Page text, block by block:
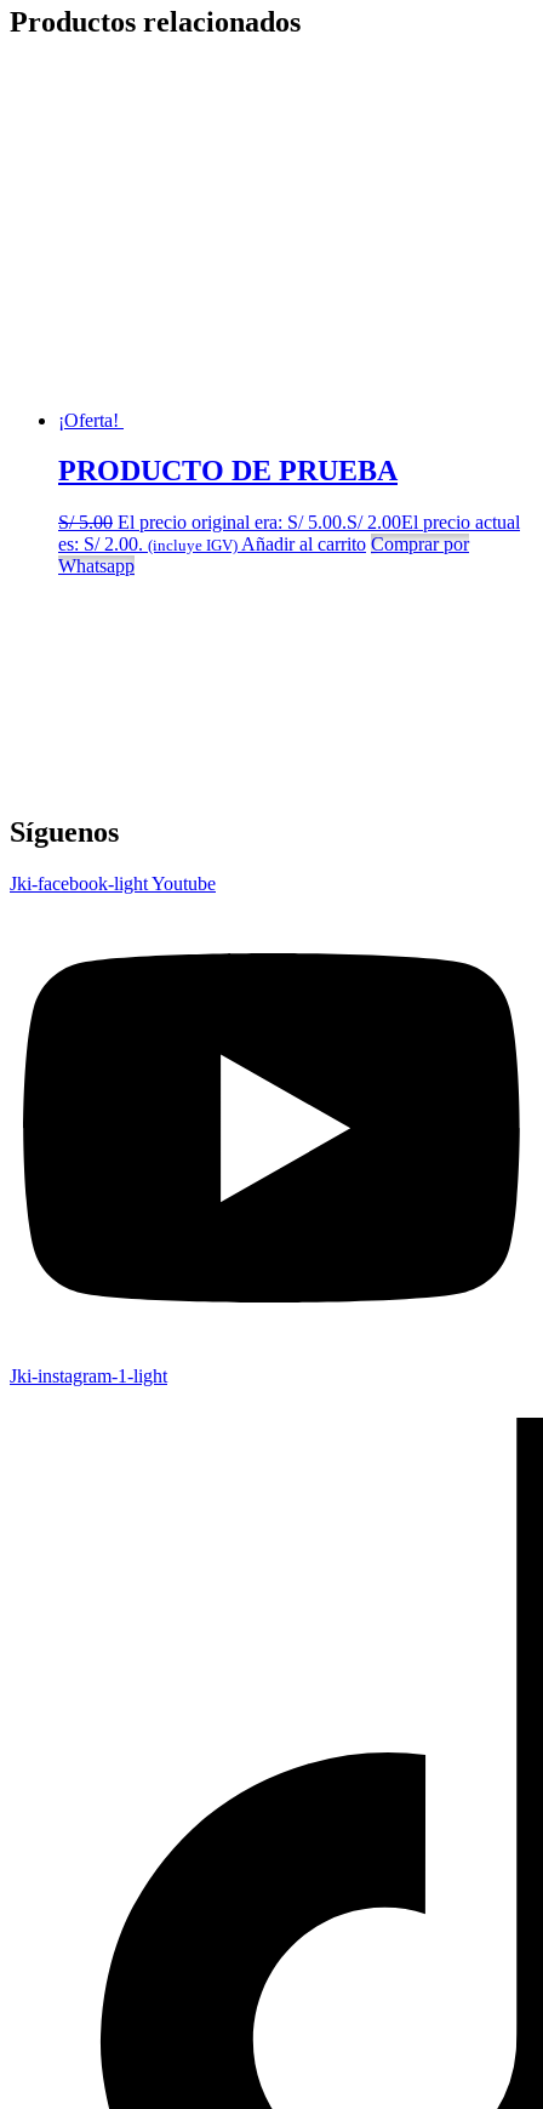
Productos relacionados
¡Oferta!
PRODUCTO DE PRUEBA
S/5.00 El precio original era: S/ 5.00.S/2.00El precio actual
es: S/ 2.00. (incluye IGV) Añadir al carrito Comprar por
Whatsapp
Síguenos
Jki-facebook-lightYoutube
Jki-instagram-1-light